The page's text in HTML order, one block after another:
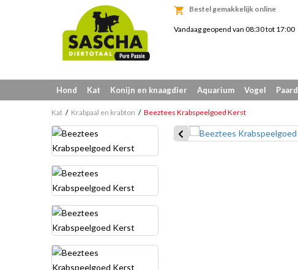
Bestel gemakkelijk online
Vandaag geopend van 08:30 tot 17:00
Hond Kat Konijn en knaagdier Aquarium Vogel Paard
Kat Krabpaal en krabton Beeztees Krabspeelgoed Kerst